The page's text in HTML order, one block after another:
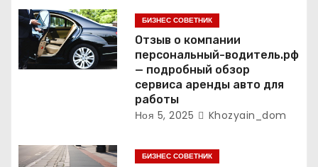
и
с
я
БИЗНЕС СОВЕТНИК
Отзыв о компании
персональный-водитель.рф
— подробный обзор
сервиса аренды авто для
работы
Ноя 5, 2025 Khozyain_dom
БИЗНЕС СОВЕТНИК